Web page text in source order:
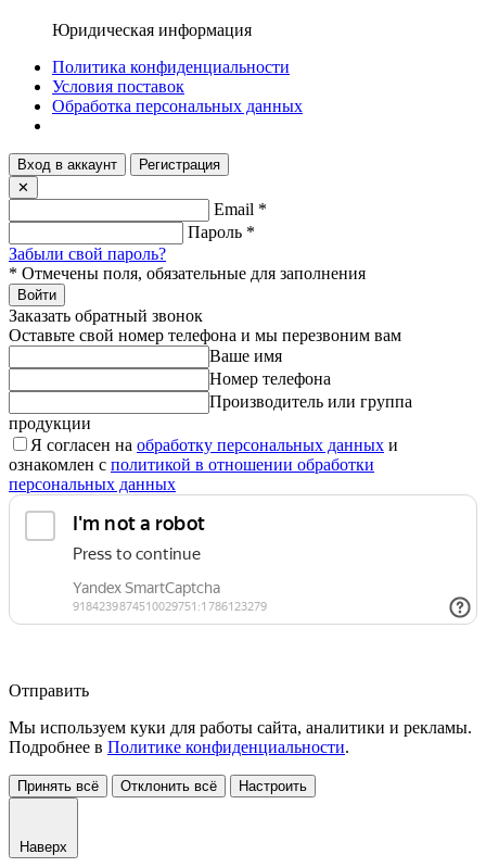
Юридическая информация
Политика конфиденциальности
Условия поставок
Обработка персональных данных
Вход в аккаунт
Регистрация
✕
Email *
Пароль *
Забыли свой пароль?
* Отмечены поля, обязательные для заполнения
Войти
Заказать обратный звонок
Оставьте свой номер телефона и мы перезвоним вам
Ваше имя
Номер телефона
Производитель или группа
продукции
Я согласен на обработку персональных данных и
ознакомлен с политикой в отношении обработки
персональных данных
Отправить
Мы используем куки для работы сайта, аналитики и рекламы.
Подробнее в Политике конфиденциальности.
Принять всё Отклонить всё Настроить
Наверх